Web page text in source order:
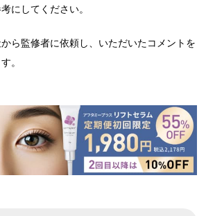
にしてください。
ら監修者に依頼し、いただいたコメントを
。